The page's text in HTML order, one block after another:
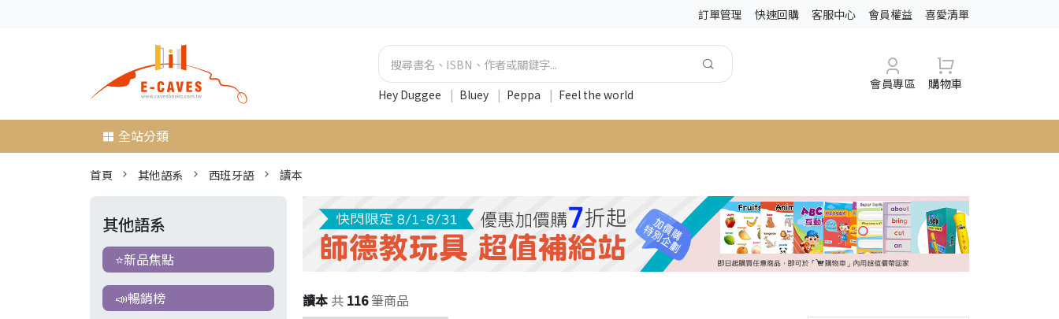
訂單管理 快速回購 客服中心 會員權益 喜愛清單
Hey Duggee | Bluey | Peppa | Feel the world
會員專區 購物車
全站分類
首頁 其他語系 西班牙語 讀本
其他語系
⭐新品焦點
📣暢銷榜 讀本 共 116筆商品